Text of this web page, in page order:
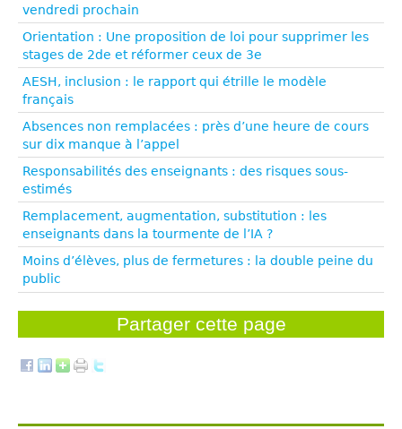
vendredi prochain
Orientation : Une proposition de loi pour supprimer les
stages de 2de et réformer ceux de 3e
AESH, inclusion : le rapport qui étrille le modèle
français
Absences non remplacées : près d’une heure de cours
sur dix manque à l’appel
Responsabilités des enseignants : des risques sous-
estimés
Remplacement, augmentation, substitution : les
enseignants dans la tourmente de l’IA ?
Moins d’élèves, plus de fermetures : la double peine du
public
Partager cette page